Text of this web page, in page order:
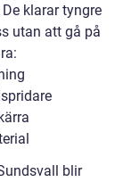
klarar tyngre
utan att gå på
blir